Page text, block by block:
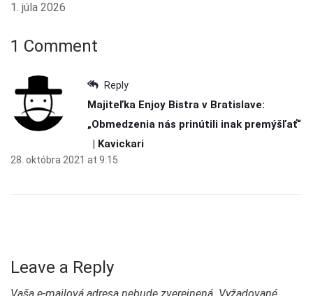
1. júla 2026
1 Comment
Reply
Majiteľka Enjoy Bistra v Bratislave:
„Obmedzenia nás prinútili inak premýšľať“
| Kavickari
28. októbra 2021 at 9:15
Leave a Reply